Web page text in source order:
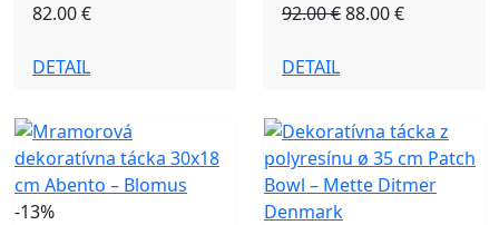
82.00 €
DETAIL
92.00 €88.00 €
DETAIL
-13%